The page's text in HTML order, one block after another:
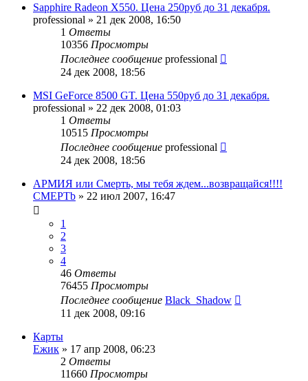
Sapphire Radeon X550. Цена 250руб до 31 декабря.
professional » 21 дек 2008, 16:50
1 Ответы
10356 Просмотры
Последнее сообщение professional
24 дек 2008, 18:56
MSI GeForce 8500 GT. Цена 550руб до 31 декабря.
professional » 22 дек 2008, 01:03
1 Ответы
10515 Просмотры
Последнее сообщение professional
24 дек 2008, 18:56
АРМИЯ или Смерть, мы тебя ждем...возвращайся!!!!
CMEPTb » 22 июл 2007, 16:47
1
2
3
4
46 Ответы
76455 Просмотры
Последнее сообщение Black_Shadow
11 дек 2008, 09:16
Карты
Ежик » 17 апр 2008, 06:23
2 Ответы
11660 Просмотры